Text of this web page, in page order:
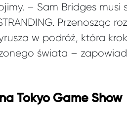
– Sam Bridges
Przenosząc
w podróż, która
świata –
Tokyo Game Show